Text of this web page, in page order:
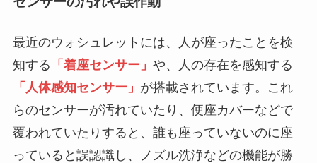
最近のウォシュレットには、人が座ったことを検
知する 「着座センサー」 や、人の存在を感知する
「人体感知センサー」 が搭載されています。これ
らのセンサーが汚れていたり、便座カバーなどで
覆われていたりすると、誰も座っていないのに座
っていると誤認識し、ノズル洗浄などの機能が勝